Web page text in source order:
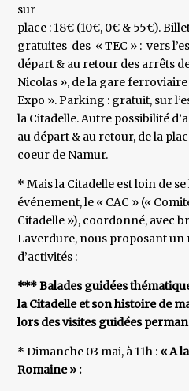
sur
place : 18€ (10€, 0€ & 55€).
gratuites des « TEC » : vers
départ & au retour des arrêts
Nicolas », de la gare
Expo ». Parking : gratuit, sur
la Citadelle. Autre possibilité
au départ & au retour, de la
coeur de Namur.
* Mais la Citadelle est loin de
événement, le « CAC » («
Citadelle »), coordonné, avec
Laverdure, nous proposant
d’activités :
*** Balades guidées
la Citadelle et son histoire de
lors des visites guidées
* Dimanche 03 mai, à 11h : « A
Romaine » :